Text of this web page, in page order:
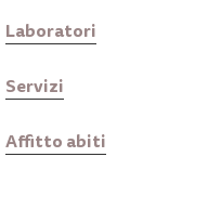
Laboratori
Servizi
Affitto abiti